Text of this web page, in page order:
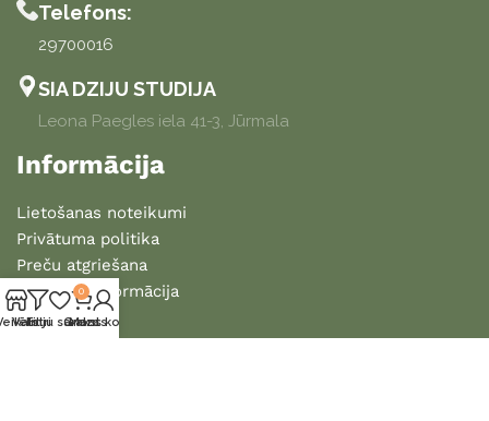
Telefons:
29700016
SIA DZIJU STUDIJA
Leona Paegles iela 41-3, Jūrmala
Informācija
Lietošanas noteikumi
Privātuma politika
Preču atgriešana
Piegādes informācija
Filtri
Vēlmju saraksts
0
Grozs
Mans konts